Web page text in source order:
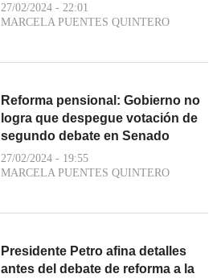
27/02/2024 - 22:01
MARCELA PUENTES QUINTERO
Reforma pensional: Gobierno no
logra que despegue votación de
segundo debate en Senado
27/02/2024 - 19:55
MARCELA PUENTES QUINTERO
Presidente Petro afina detalles
antes del debate de reforma a la